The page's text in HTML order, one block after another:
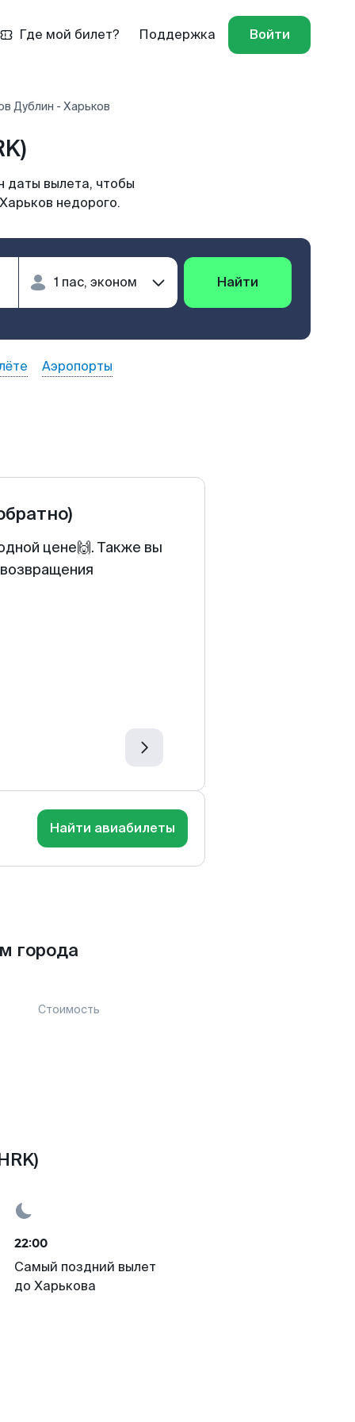
Где мой билет? Поддержка Войти
Дублин - Харьков
даты вылета, чтобы
недорого.
Найти
Аэропорты
цене🙌. Также вы
Найти авиабилеты
города
Стоимость
22:00
Самый поздний вылет
до Харькова